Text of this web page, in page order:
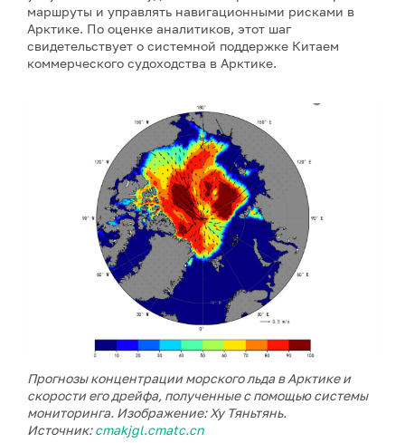
маршруты и управлять навигационными рисками в
Арктике. По оценке аналитиков, этот шаг
свидетельствует о системной поддержке Китаем
коммерческого судоходства в Арктике.
Прогнозы концентрации морского льда в Арктике и
скорости его дрейфа, полученные с помощью системы
мониторинга. Изображение: Ху Тяньтянь.
Источник:cmakjgl.cmatc.cn